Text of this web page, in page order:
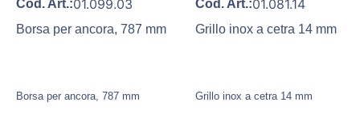
Cod. Art.:01.099.03
Borsa per ancora, 787 mm
Borsa per ancora, 787 mm
Cod. Art.:01.081.14
Grillo inox a cetra 14 mm
Grillo inox a cetra 14 mm